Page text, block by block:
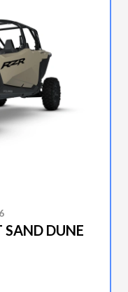
SAND DUNE